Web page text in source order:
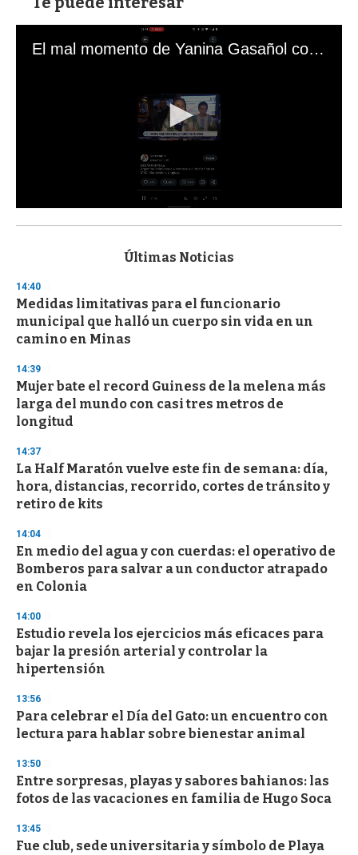
El mal momento de Yanina Gasañol con un hincha argentino en "Subrayado"
s
d
s
o
f
3
s
e
c
o
n
Últimas Noticias
14:40
Medidas limitativas para el funcionario
municipal que halló un cuerpo sin vida en un
camino en Minas
14:39
Mujer bate el record Guiness de la melena más
larga del mundo con casi tres metros de
longitud
14:37
La Half Maratón vuelve este fin de semana: día,
hora, distancias, recorrido, cortes de tránsito y
retiro de kits
14:04
En medio del agua y con cuerdas: el operativo de
Bomberos para salvar a un conductor atrapado
en Colonia
14:00
Estudio revela los ejercicios más eficaces para
bajar la presión arterial y controlar la
hipertensión
13:56
Para celebrar el Día del Gato: un encuentro con
lectura para hablar sobre bienestar animal
13:50
Entre sorpresas, playas y sabores bahianos: las
fotos de las vacaciones en familia de Hugo Soca
13:45
Fue club, sede universitaria y símbolo de Playa